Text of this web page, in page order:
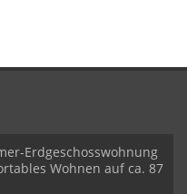
Erdgeschosswohnung
Wohnen auf ca. 87